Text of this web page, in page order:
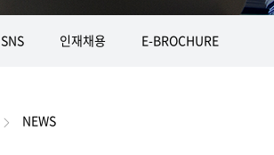
SNS 인재채용 E-BROCHURE
NEWS